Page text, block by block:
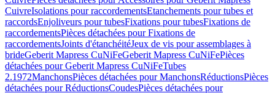
CuivreIsolations pour raccordementsEtanchements pour tubes et
raccordsEnjoliveurs pour tubesFixations pour tubesFixations de
raccordementsPièces détachées pour Fixations de
raccordementsJoints d'étanchéitéJeux de vis pour assemblages à
brideGeberit Mapress CuNiFeGeberit Mapress CuNiFePièces
détachées pour Geberit Mapress CuNiFeTubes
2.1972ManchonsPièces détachées pour ManchonsRéductionsPièces
détachées pour RéductionsCoudesPièces détachées pour